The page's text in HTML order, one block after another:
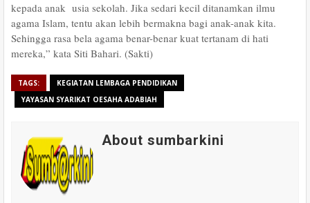
kepada anak usia sekolah. Jika sedari kecil ditanamkan ilmu
agama Islam, tentu akan lebih bermakna bagi anak-anak kita.
Sehingga rasa bela agama benar-benar kuat tertanam di hati
mereka,” kata Siti Bahari. (Sakti)
TAGS:
KEGIATAN LEMBAGA PENDIDIKAN
YAYASAN SYARIKAT OESAHA ADABIAH
About sumbarkini